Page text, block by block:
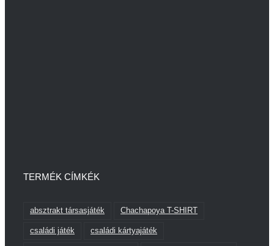
TERMÉK CÍMKÉK
absztrakt társasjáték Chachapoya T-SHIRT
családi játék családi kártyajáték